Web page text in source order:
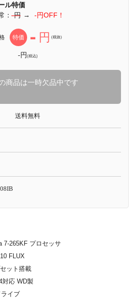
ル特価
：-円 → -円OFF！
特価 - 円 (税抜)
-円(税込)
商品は一時欠品中です
送料無料
265KF プロセッサ
FLUX
ット搭載
応 WD製
イブ